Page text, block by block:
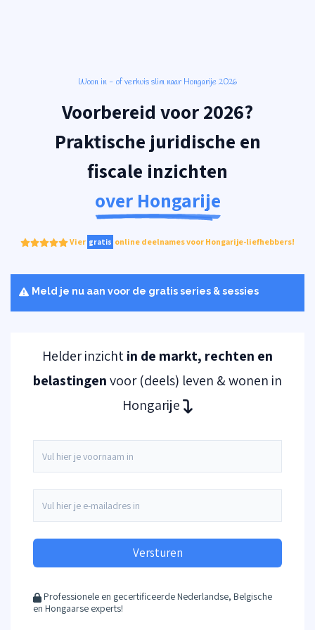
Woon in - of verhuis slim naar Hongarije 2026
Voorbereid voor 2026?
Praktische juridische en
fiscale inzichten
over Hongarije
Vier gratis online deelnames voor Hongarije-liefhebbers!
Meld je nu aan voor de gratis series & sessies
Helder inzichtin de markt, rechten en
belastingenvoor (deels) leven & wonen in
Hongarije
Versturen
Professionele en gecertificeerde Nederlandse, Belgische
en Hongaarse experts!